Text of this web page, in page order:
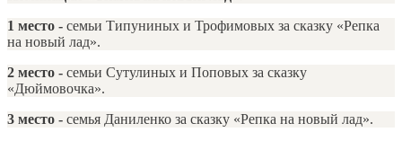
1 место - семьи Типуниных и Трофимовых за сказку «Репка
на новый лад».
2 место - семьи Сутулиных и Поповых за сказку
«Дюймовочка».
3 место - семья Даниленко за сказку «Репка на новый лад».